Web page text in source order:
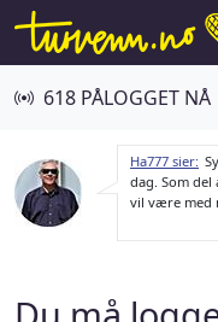
618 PÅLOGGET NÅ
Ha777 sier:
dag. Som del
vil være med